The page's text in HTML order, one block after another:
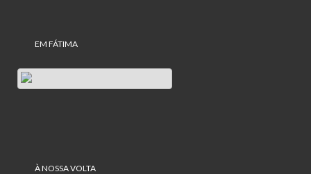
EM FÁTIMA
À NOSSA VOLTA